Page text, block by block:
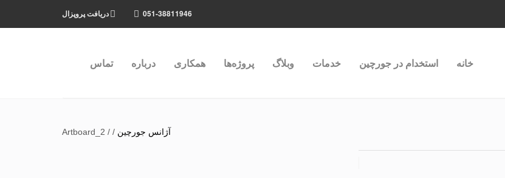
دریافت پروپزال 051-38811946
خانه استخدام در جورچین خدمات وبلاگ پروژه‌ها همکاری درباره تماس
آژانس جورچین /
/
Artboard_2